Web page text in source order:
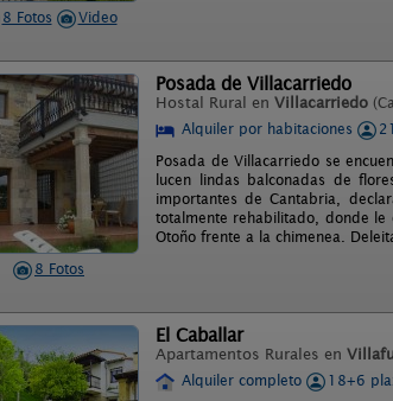
8 Fotos Video
8 Fotos
Posada de Villacarriedo
Hostal Rural en Villacarriedo
Alquiler por habitaciones
Posada de Villacarriedo se
lucen lindas balconadas de
importantes de Cantabria,
totalmente rehabilitado, donde
Otoño frente a la chimenea.
El Caballar
Apartamentos Rurales en
Alquiler completo
18+6